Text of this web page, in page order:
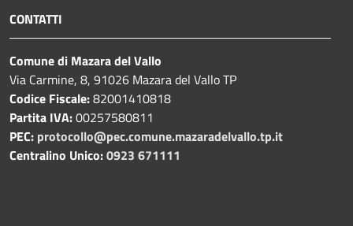
CONTATTI
Comune di Mazara del Vallo
Via Carmine, 8, 91026 Mazara del Vallo TP
Codice Fiscale:82001410818
Partita IVA:00257580811
PEC: protocollo@pec.comune.mazaradelvallo.tp.it
Centralino Unico:0923 671111